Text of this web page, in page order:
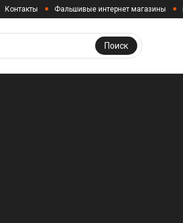
Контакты Фальшивые интернет магазины
Поиск